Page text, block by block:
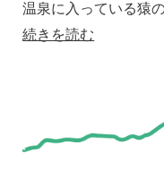
温泉に入っている猿
続きを読む